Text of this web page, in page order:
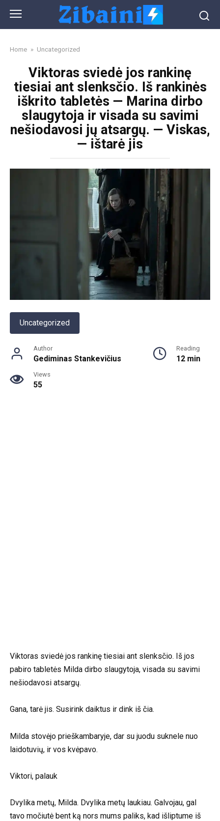
content
Home » Uncategorized
Viktoras sviedė jos rankinę
tiesiai ant slenksčio. Iš rankinės
iškrito tabletės — Marina dirbo
slaugytoja ir visada su savimi
nešiodavosi jų atsargų. — Viskas,
— ištarė jis
Uncategorized
Author
Gediminas Stankevičius
Reading
12 min
Views
55
Viktoras sviedė jos rankinę tiesiai ant slenksčio. Iš jos
pabiro tabletės Milda dirbo slaugytoja, visada su savimi
nešiodavosi atsargų.
Gana, tarė jis. Susirink daiktus ir dink iš čia.
Milda stovėjo prieškambaryje, dar su juodu suknele nuo
laidotuvių, ir vos kvėpavo.
Viktori, palauk
Dvylika metų, Milda. Dvylika metų laukiau. Galvojau, gal
tavo močiutė bent ką nors mums paliks, kad išliptume iš